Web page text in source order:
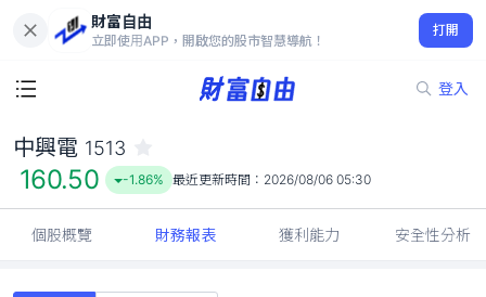
財富自由
立即使用APP，開啟您的股市智慧導航！
打開
登入
160.50
-1.86%
中興電 1513
160.50 -1.86% 最近更新時間： 2026/08/06 05:30
個股概覽 財務報表 獲利能力 安全性分析